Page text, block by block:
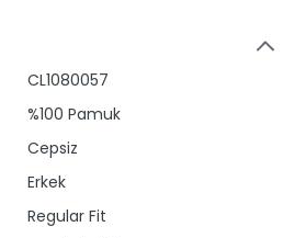
CL1080057
%100 Pamuk
Cepsiz
Erkek
Regular Fit